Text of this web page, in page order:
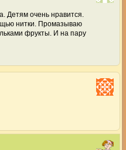
Детям очень нравится.
нитки. Промазываю
фрукты. И на пару